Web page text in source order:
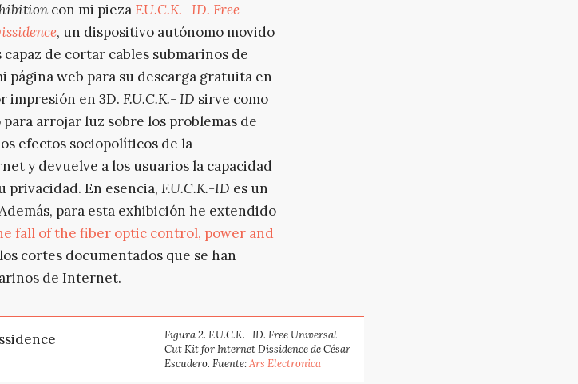
con mi piezaF.U.C.K.- ID. Free
, un dispositivo autónomo movido
de cortar cables submarinos de
web para su descarga gratuita en
impresión en 3D. F.U.C.K.- ID sirve como
arrojar luz sobre los problemas de
efectos sociopolíticos de la
y devuelve a los usuarios la capacidad
privacidad. En esencia, F.U.C.K.-ID es un
para esta exhibición he extendido
fall of the fiber optic control, power and
cortes documentados que se han
de Internet.
Figura 2. F.U.C.K.- ID. Free Universal
Cut Kit for Internet Dissidencede César
Escudero. Fuente:Ars Electronica